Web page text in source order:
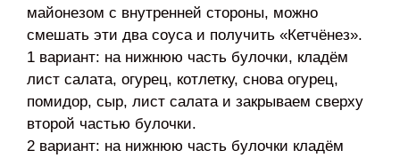
майонезом с внутренней стороны, можно
смешать эти два соуса и получить «Кетчёнез».
1 вариант: на нижнюю часть булочки, кладём
лист салата, огурец, котлетку, снова огурец,
помидор, сыр, лист салата и закрываем сверху
второй частью булочки.
2 вариант: на нижнюю часть булочки кладём